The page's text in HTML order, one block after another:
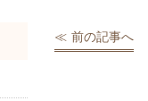
前の記事へ